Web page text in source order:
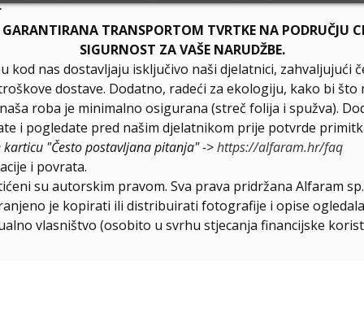
TRANSPORTOM TVRTKE NA PODRUČJU
SIGURNOST ZA VAŠE NARUDŽBE.
kod nas dostavljaju isključivo naši djelatnici, zahvaljujući
dostave. Dodatno, radeći za ekologiju, kako bi
roba je minimalno osigurana (streč folija i spužva).
i pogledate pred našim djelatnikom prije potvrde
karticu "Često postavljana pitanja" ->https://alfaram.hr/faq
i povrata.
su autorskim pravom. Sva prava pridržana Alfaram
je kopirati ili distribuirati fotografije i opise
vlasništvo (osobito u svrhu stjecanja financijske